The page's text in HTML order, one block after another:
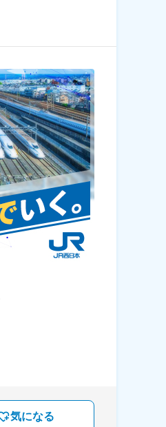
気になる